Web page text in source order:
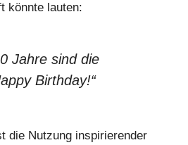
könnte lauten:
Jahre sind die
Birthday!“
die Nutzung inspirierender